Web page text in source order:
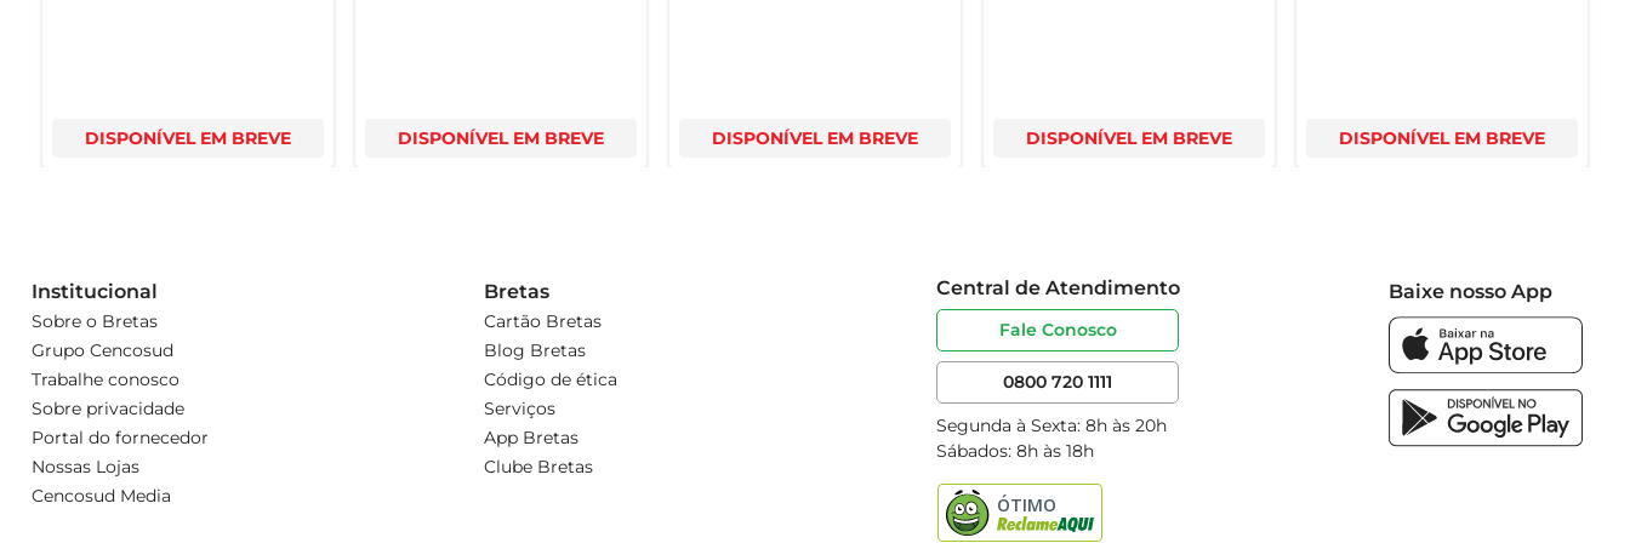
DISPONÍVEL EM BREVE DISPONÍVEL EM BREVE DISPONÍVEL EM BREVE DISPONÍVEL EM BREVE DISPONÍVEL EM BREVE
Institucional
Sobre o Bretas
Grupo Cencosud
Trabalhe conosco
Sobre privacidade
Portal do fornecedor
Nossas Lojas
Cencosud Media
Bretas
Cartão Bretas
Blog Bretas
Código de ética
Serviços
App Bretas
Clube Bretas
Central de Atendimento
Fale Conosco
0800 720 1111
Segunda à Sexta: 8h às 20h
Sábados: 8h às 18h
Baixe nosso App